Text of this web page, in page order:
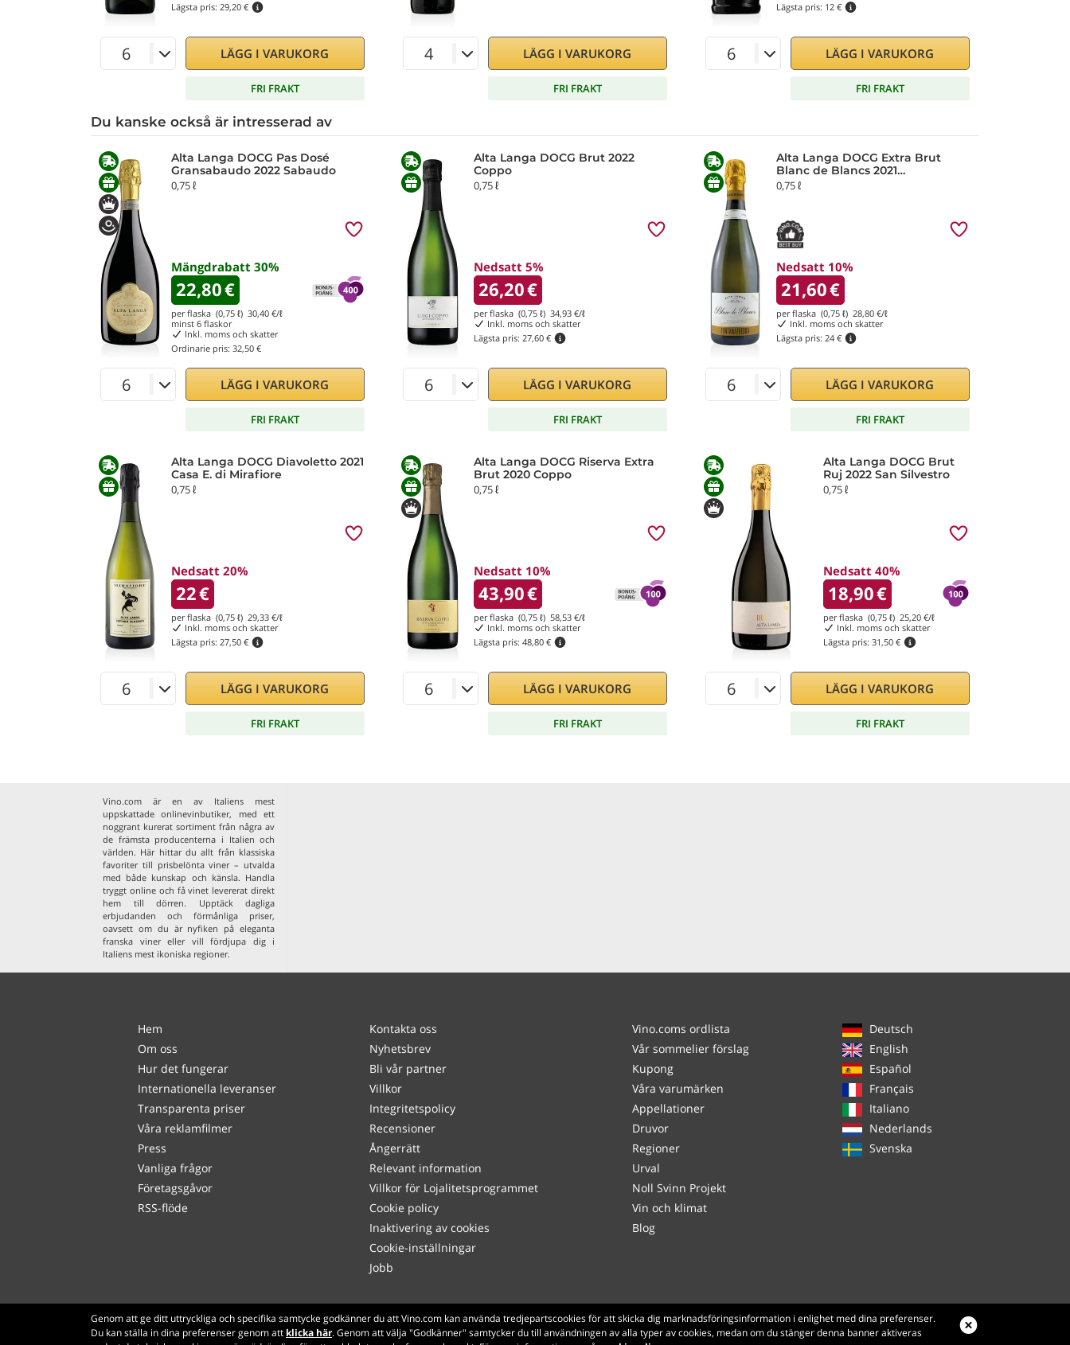
Lägsta pris: 29,20 €
LÄGG I VARUKORG
FRI FRAKT
LÄGG I VARUKORG
FRI FRAKT
Lägsta pris: 12 €
LÄGG I VARUKORG
FRI FRAKT
Du kanske också är intresserad av
Alta Langa DOCG Pas Dosé
Gransabaudo 2022 Sabaudo
0,75 ℓ
Mängdrabatt 30%
22,80€
per flaska (0,75 ℓ) 30,40 €/ℓ
minst 6 flaskor
Inkl. moms och skatter
Ordinarie pris: 32,50 €
LÄGG I VARUKORG
FRI FRAKT
Alta Langa DOCG Brut 2022
Coppo
0,75 ℓ
Nedsatt 5%
26,20€
per flaska (0,75 ℓ) 34,93 €/ℓ
Inkl. moms och skatter
Lägsta pris: 27,60 €
LÄGG I VARUKORG
FRI FRAKT
Alta Langa DOCG Extra Brut
Blanc de Blancs 2021
Fontanafredda
0,75 ℓ
Nedsatt 10%
21,60€
per flaska (0,75 ℓ) 28,80 €/ℓ
Inkl. moms och skatter
Lägsta pris: 24 €
LÄGG I VARUKORG
FRI FRAKT
Alta Langa DOCG Diavoletto 2021
Casa E. di Mirafiore
0,75 ℓ
Nedsatt 20%
22€
per flaska (0,75 ℓ) 29,33 €/ℓ
Inkl. moms och skatter
Lägsta pris: 27,50 €
LÄGG I VARUKORG
FRI FRAKT
Alta Langa DOCG Riserva Extra
Brut 2020 Coppo
0,75 ℓ
Nedsatt 10%
43,90€
per flaska (0,75 ℓ) 58,53 €/ℓ
Inkl. moms och skatter
Lägsta pris: 48,80 €
LÄGG I VARUKORG
FRI FRAKT
Alta Langa DOCG Brut
Ruj 2022 San Silvestro
0,75 ℓ
Nedsatt 40%
18,90€
per flaska (0,75 ℓ)25,20 €/ℓ
Inkl. moms och skatter
Lägsta pris:31,50 €
LÄGG I VARUKORG
FRI FRAKT
Vino.com är en av Italiens mest
uppskattade onlinevinbutiker, med ett
noggrant kurerat sortiment från några av
de främsta producenterna i Italien och
världen. Här hittar du allt från klassiska
favoriter till prisbelönta viner – utvalda
med både kunskap och känsla. Handla
tryggt online och få vinet levererat direkt
hem till dörren. Upptäck dagliga
erbjudanden och förmånliga priser,
oavsett om du är nyfiken på eleganta
franska vinereller vill fördjupa dig i
Italiens mest ikoniska regioner.
Hem
Om oss
Hur det fungerar
Internationella leveranser
Transparenta priser
Våra reklamfilmer
Press
Vanliga frågor
Företagsgåvor
RSS-flöde
Kontakta oss
Nyhetsbrev
Bli vår partner
Villkor
Integritetspolicy
Recensioner
Ångerrätt
Relevant information
Villkor för Lojalitetsprogrammet
Cookie policy
Inaktivering av cookies
Cookie-inställningar
Jobb
Vino.coms ordlista
Vår sommelier förslag
Kupong
Våra varumärken
Appellationer
Druvor
Regioner
Urval
Noll Svinn Projekt
Vin och klimat
Blog
Deutsch
English
Español
Français
Italiano
Nederlands
Svenska
Made with
in Tuscany
Sidan laddades inom 319 ms
Genom att ge ditt uttryckliga och specifika samtycke godkänner du att Vino.com kan använda tredjepartscookies för att skicka dig marknadsföringsinformation i enlighet med dina preferenser.
Du kan ställa in dina preferenser genom att klicka här. Genom att välja "Godkänner" samtycker du till användningen av alla typer av cookies, medan om du stänger denna banner aktiveras